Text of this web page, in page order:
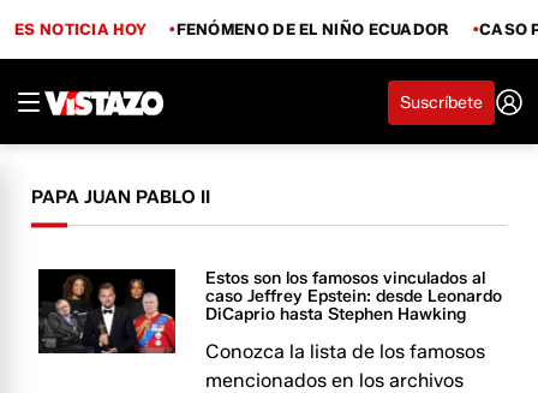
ES NOTICIA HOY FENÓMENO DE EL NIÑO ECUADOR CASO
Suscríbete
PAPA JUAN PABLO II
Estos son los famosos vinculados al
caso Jeffrey Epstein: desde Leonardo
DiCaprio hasta Stephen Hawking
Conozca la lista de los famosos
mencionados en los archivos